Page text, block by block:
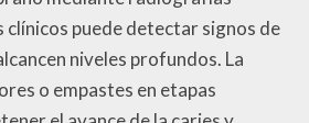
clínicos puede detectar signos de
niveles profundos. La
o empastes en etapas